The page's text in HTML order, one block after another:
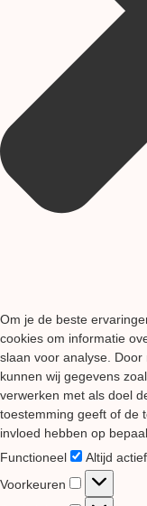
Om je de beste
cookies om informatie
slaan voor analyse.
kunnen wij gegevens
verwerken met als doel
toestemming geeft of de
invloed hebben op
Functioneel
Functioneel
Altijd actief
Voorkeuren
Voorkeuren